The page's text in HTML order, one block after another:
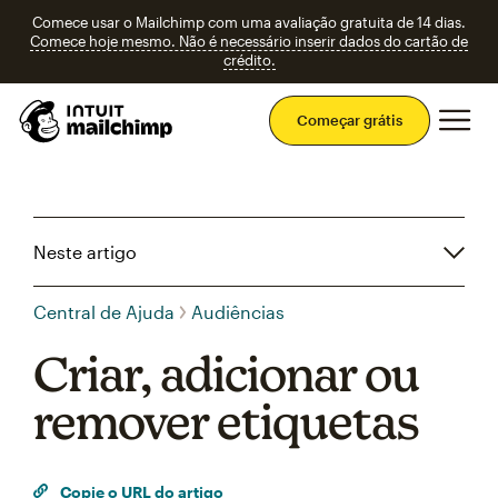
Comece usar o Mailchimp com uma avaliação gratuita de 14 dias.
Comece hoje mesmo. Não é necessário inserir dados do cartão de
crédito.
Começar grátis
Neste artigo
Central de Ajuda Audiências
Criar, adicionar ou
remover etiquetas
Copie o URL do artigo